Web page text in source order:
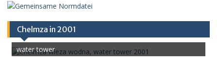
Chelmza in 2001
water tower